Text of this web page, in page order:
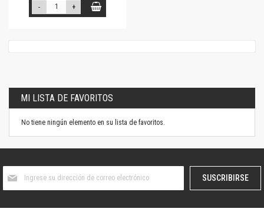
- +
MI LISTA DE FAVORITOS
No tiene ningún elemento en su lista de favoritos.
boletín
SUSCRIBIRSE